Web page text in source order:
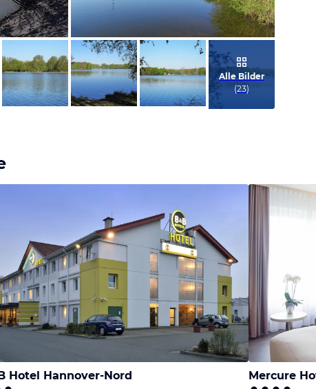
Bild melden
von Jörn
Alle Bilder
(23)
Hotel Hannover-Nord Mercure